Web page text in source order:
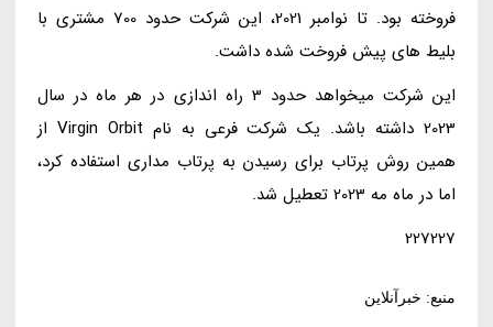
فروخته بود. تا نوامبر 2021، این شرکت حدود 700 مشتری با
بلیط های پیش فروخت شده داشت.
این شرکت میخواهد حدود 3 راه اندازی در هر ماه در سال
2023 داشته باشد. یک شرکت فرعی به نام Virgin Orbit از
همین روش پرتاب برای رسیدن به پرتاب مداری استفاده کرد،
اما در ماه مه 2023 تعطیل شد.
227227
منبع: خبرآنلاین